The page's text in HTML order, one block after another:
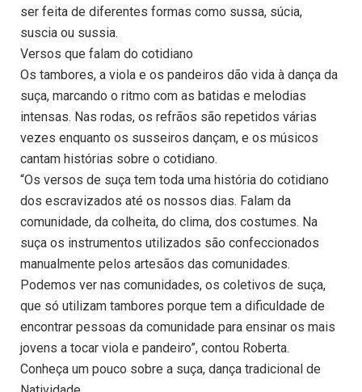
ser feita de diferentes formas como sussa, súcia,
suscia ou sussia.
Versos que falam do cotidiano
Os tambores, a viola e os pandeiros dão vida à dança da
suça, marcando o ritmo com as batidas e melodias
intensas. Nas rodas, os refrãos são repetidos várias
vezes enquanto os susseiros dançam, e os músicos
cantam histórias sobre o cotidiano.
“Os versos de suça tem toda uma história do cotidiano
dos escravizados até os nossos dias. Falam da
comunidade, da colheita, do clima, dos costumes. Na
suça os instrumentos utilizados são confeccionados
manualmente pelos artesãos das comunidades.
Podemos ver nas comunidades, os coletivos de suça,
que só utilizam tambores porque tem a dificuldade de
encontrar pessoas da comunidade para ensinar os mais
jovens a tocar viola e pandeiro”, contou Roberta.
Conheça um pouco sobre a suça, dança tradicional de